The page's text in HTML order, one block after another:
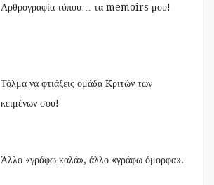
Αρθρογραφία τύπου… τα memoirs μου!
Τόλμα να φτιάξεις ομάδα Kριτών των
κειμένων σου!
Άλλο «γράφω καλά», άλλο «γράφω όμορφα».